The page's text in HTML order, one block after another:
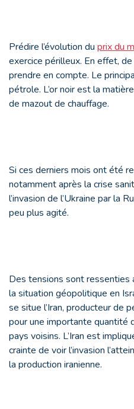
Prédire l’évolution du prix du
exercice périlleux. En effet,
prendre en compte. Le
pétrole. L’or noir est la
de mazout de chauffage.
Si ces derniers mois ont été
notamment après la crise
l’invasion de l’Ukraine par la
peu plus agité.
Des tensions sont ressenties
la situation géopolitique en
se situe l’Iran, producteur de
pour une importante quantité
pays voisins. L’Iran est
crainte de voir l’invasion
la production iranienne.